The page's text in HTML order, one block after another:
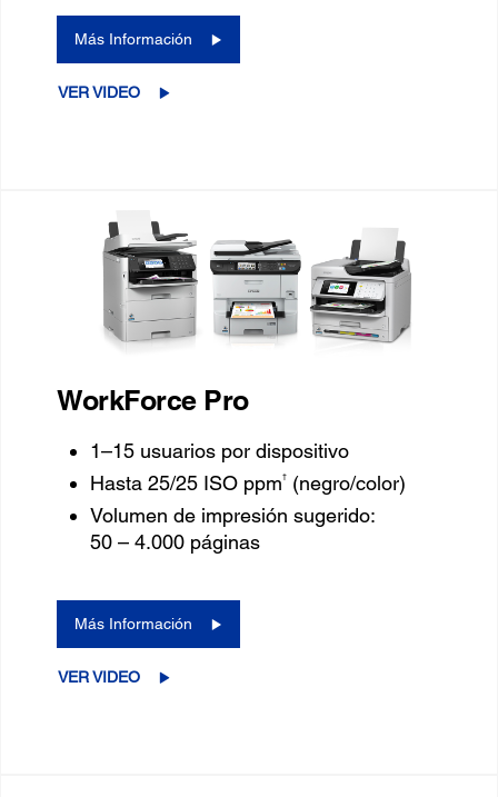
Más Información
VER VIDEO
WorkForce Pro
1–15 usuarios por dispositivo
Hasta 25/25 ISO ppm†
(negro/color)
Volumen de impresión sugerido:
50 – 4.000 páginas
Más Información
VER VIDEO